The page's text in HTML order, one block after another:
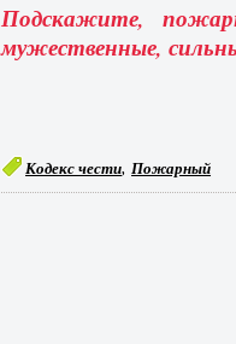
Подскажите,
мужественные,
Кодекс чести, Пожарный